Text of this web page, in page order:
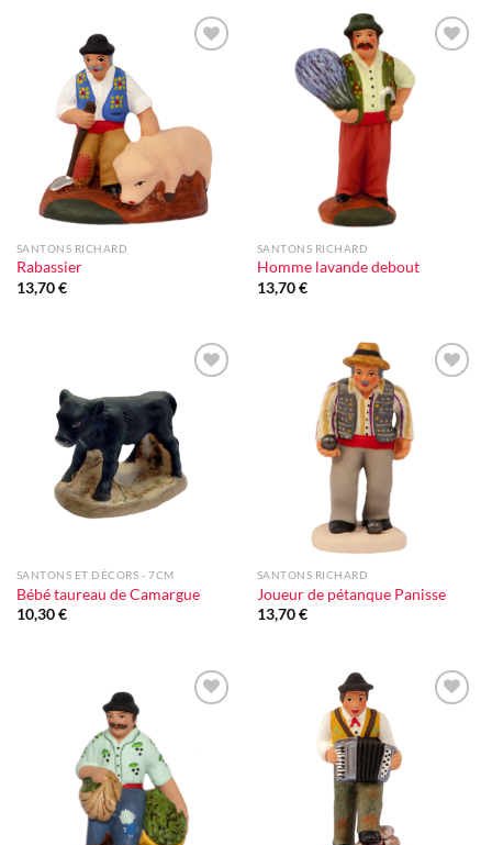
SANTONS RICHARD
Rabassier
13,70€
SANTONS RICHARD
Homme lavande debout
13,70€
SANTONS ET DÉCORS - 7CM
Bébé taureau de Camargue
10,30€
SANTONS RICHARD
Joueur de pétanque Panisse
13,70€